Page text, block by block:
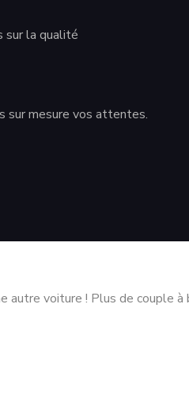
sur la qualité
sur mesure vos attentes.
voiture ! Plus de couple à